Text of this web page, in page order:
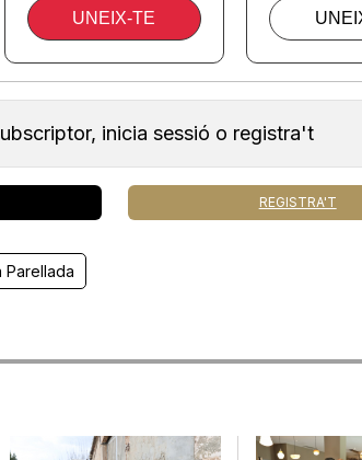
inicia sessió o registra't
REGISTRA'T
Parellada